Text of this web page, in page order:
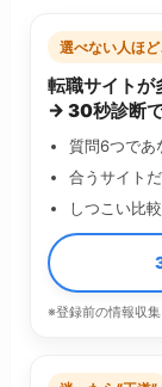
選べない人ほ
転職サイト
→ 30秒診断
質問6つであ
合うサイト
しつこい比
※登録前の情報収